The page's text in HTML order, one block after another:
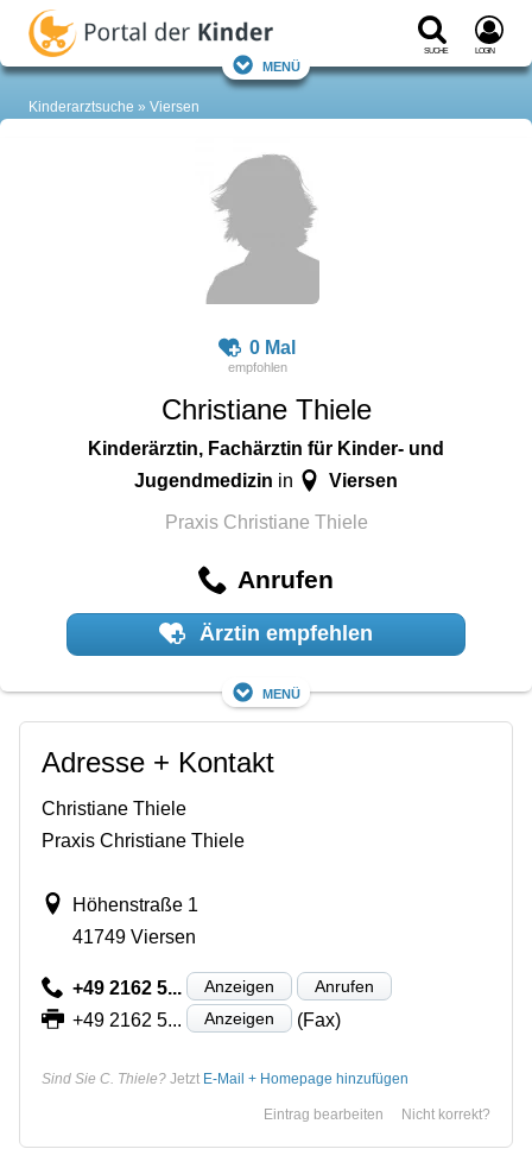
Suche Login
Menü
Kinderarztsuche Viersen
0 Mal
Christiane Thiele
Kinderärztin, Fachärztin für Kinder- und
Jugendmedizin in Viersen
Praxis Christiane Thiele
Anrufen
Ärztin empfehlen
Menü
Adresse + Kontakt
Christiane Thiele
Praxis Christiane Thiele
Höhenstraße 1
41749 Viersen
+49 2162 5... Anzeigen Anrufen
+49 2162 5... Anzeigen (Fax)
Sind Sie C. Thiele? Jetzt E-Mail + Homepage hinzufügen
Nicht korrekt?
Eintrag bearbeiten